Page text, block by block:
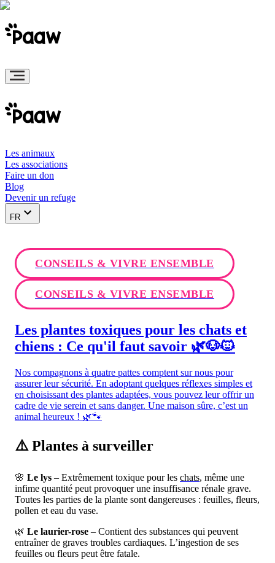
Les animaux
Les associations
Faire un don
Blog
Devenir un refuge
FR
CONSEILS & VIVRE ENSEMBLE
CONSEILS & VIVRE ENSEMBLE
Les plantes toxiques pour les chats et
chiens : Ce qu'il faut savoir 🌿🐶🐱
Nos compagnons à quatre pattes comptent sur nous pour
assurer leur sécurité. En adoptant quelques réflexes simples et
en choisissant des plantes adaptées, vous pouvez leur offrir un
cadre de vie serein et sans danger. Une maison sûre, c’est un
animal heureux ! 🌿🐾
⚠️ Plantes à surveiller
🌸 Le lys – Extrêmement toxique pour les chats, même une
infime quantité peut provoquer une insuffisance rénale grave.
Toutes les parties de la plante sont dangereuses : feuilles, fleurs,
pollen et eau du vase.
🌿 Le laurier-rose – Contient des substances qui peuvent
entraîner de graves troubles cardiaques. L’ingestion de ses
feuilles ou fleurs peut être fatale.